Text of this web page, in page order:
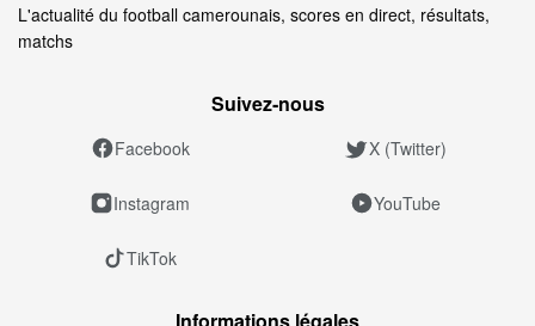
L'actualité du football camerounais, scores en direct, résultats,
matchs
Suivez‑nous
Facebook X (Twitter)
Instagram YouTube
TikTok